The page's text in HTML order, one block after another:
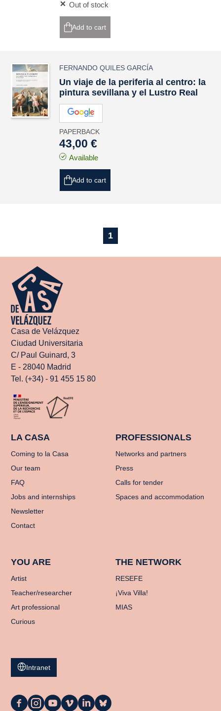
Out of stock
Add to cart
FERNANDO QUILES GARCÍA
Un viaje de la periferia al centro: la
pintura sevillana y el Lustro Real
PAPERBACK
43,00 €
Available
Add to cart
1
Casa de Velázquez
Ciudad Universitaria
C/ Paul Guinard, 3
E - 28040 Madrid
Tel. (+34) - 91 455 15 80
LA CASA
Coming to la Casa
Our team
FAQ
Jobs and internships
Newsletter
Contact
PROFESSIONALS
Networks and partners
Press
Calls for tender
Spaces and accommodation
YOU ARE
Artist
Teacher/researcher
Art professional
Curious
THE NETWORK
RESEFE
¡Viva Villa!
MIAS
Intranet
La La La La La La